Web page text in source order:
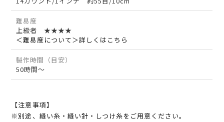
難易度
上級者 ★★★★
＜難易度について＞詳しくはこちら
製作時間（目安）
50時間～
【注意事項】
※別途、縫い糸・縫い針・しつけ糸をご用意ください。